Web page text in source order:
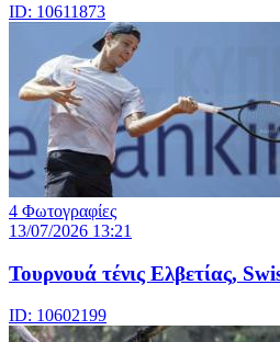
ID: 10611873
4 Φωτογραφίες
13/07/2026 13:21
Τουρνουά τένις Ελβετίας,
ID: 10602199